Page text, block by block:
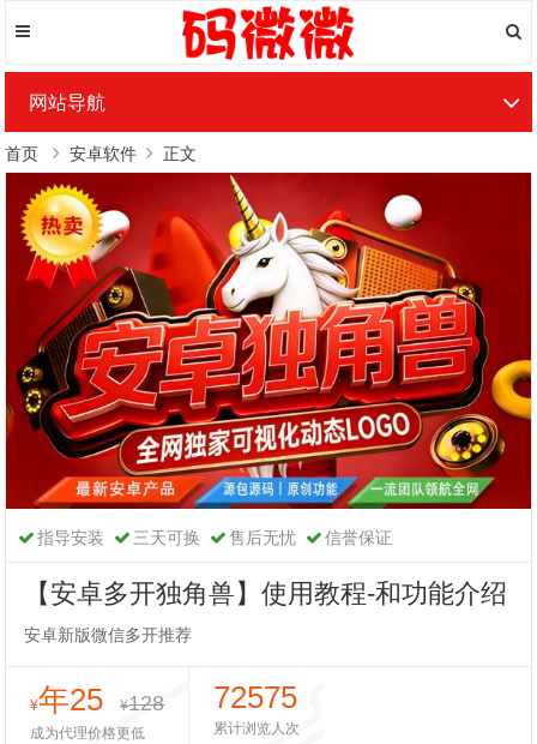
网站导航
首页 安卓软件 正文
指导安装 三天可换 售后无忧 信誉保证
【安卓多开独角兽】使用教程-和功能介绍
安卓新版微信多开推荐
¥年25 ¥128
成为代理价格更低
72575
累计浏览人次